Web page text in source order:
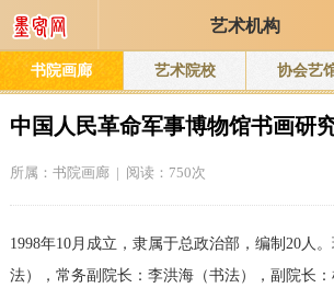
艺术机构
书院画廊 艺术院校 协会艺
中国人民革命军事博物馆书画研
所属： 书院画廊| 阅读：750次
1998年10月成立，隶属于总政治部，编制20人
法），常务副院长：李洪海（书法），副院长